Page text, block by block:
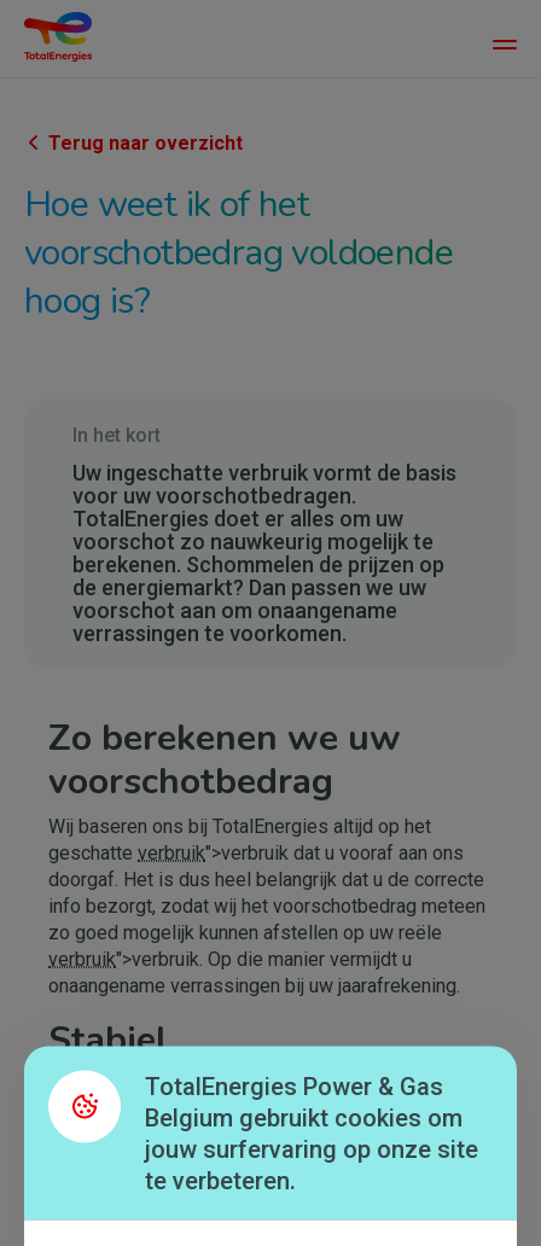
naar
inhoud
gaan
Main
Terug naar overzicht
Hoe weet ik of het
voorschotbedrag voldoende
hoog is?
In het kort
Uw ingeschatte verbruik vormt de basis
voor uw voorschotbedragen.
TotalEnergies doet er alles om uw
voorschot zo nauwkeurig mogelijk te
berekenen. Schommelen de prijzen op
de energiemarkt? Dan passen we uw
voorschot aan om onaangename
verrassingen te voorkomen.
Zo berekenen we uw
voorschotbedrag
Wij baseren ons bij TotalEnergies altijd op het
geschatte verbruik">verbruik dat u vooraf aan ons
doorgaf. Het is dus heel belangrijk dat u de correcte
info bezorgt, zodat wij het voorschotbedrag meteen
zo goed mogelijk kunnen afstellen op uw reële
verbruik">verbruik. Op die manier vermijdt u
onaangename verrassingen bij uw jaarafrekening.
Stabiel
verbruik">verbruik?
Heeft uw bedrijf een stabiel verbruik">verbruik en
blijven de prijzen op de energiemarkt ook stabiel?
Dan hoeft u zich geen zorgen te maken: uw
TotalEnergies Power & Gas
Belgium gebruikt cookies om
jouw surfervaring op onze site
te verbeteren.